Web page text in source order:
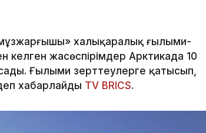
халықаралық ғылыми-
келген жасөспірімдер Арктикада 10
Ғылыми зерттеулерге қатысып,
хабарлайды TV BRICS.